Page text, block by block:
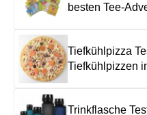
besten Tee-
Tiefkühlpizza
Tiefkühlpizzen
Trinkflasche